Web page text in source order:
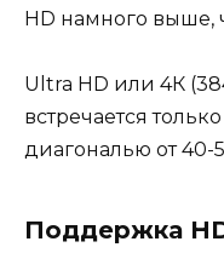
HD намного выше,
Ultra HD или 4К
встречается
диагональю от 40-
Поддержка